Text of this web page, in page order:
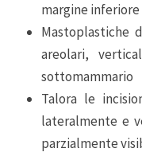
margine inferiore
Mastoplastiche
areolari,
sottomammario
Talora le
lateralmente e
parzialmente